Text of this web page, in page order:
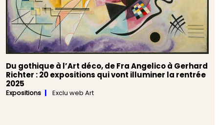
Du gothique à l’Art déco, de Fra Angelico à Gerhard
Richter : 20 expositions qui vont illuminer la rentrée
2025
Expositions Exclu web Art